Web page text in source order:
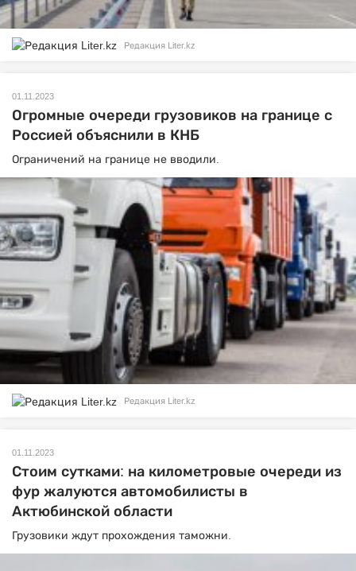
Редакция Liter.kz
01.11.2023
Огромные очереди грузовиков на границе с
Россией объяснили в КНБ
Ограничений на границе не вводили.
Редакция Liter.kz
01.11.2023
Стоим сутками: на километровые очереди из
фур жалуются автомобилисты в
Актюбинской области
Грузовики ждут прохождения таможни.